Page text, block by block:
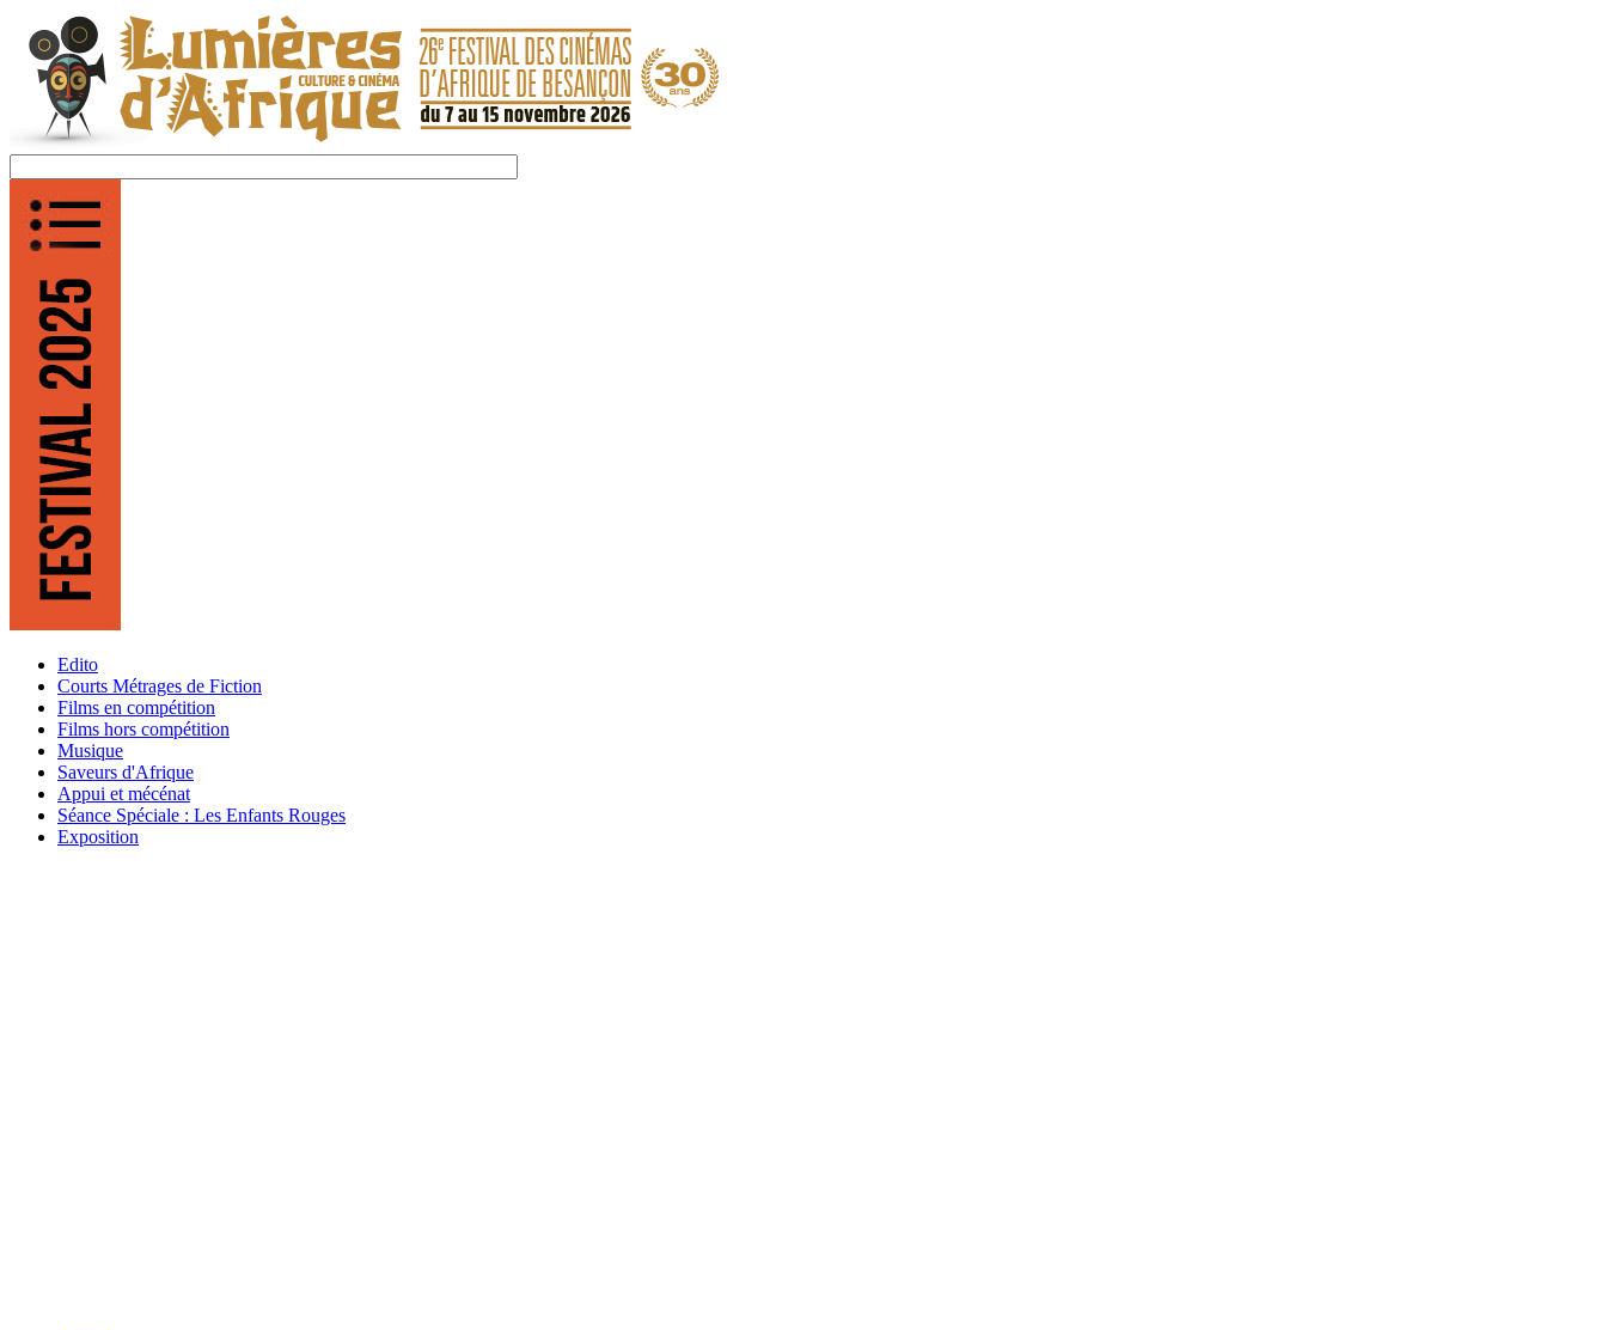
Edito
Courts Métrages de Fiction
Films en compétition
Films hors compétition
Musique
Saveurs d'Afrique
Appui et mécénat
Séance Spéciale : Les Enfants Rouges
Exposition